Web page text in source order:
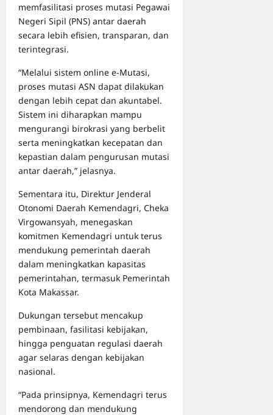
memfasilitasi proses mutasi Pegawai
Negeri Sipil (PNS) antar daerah
secara lebih efisien, transparan, dan
terintegrasi.
“Melalui sistem online e-Mutasi,
proses mutasi ASN dapat dilakukan
dengan lebih cepat dan akuntabel.
Sistem ini diharapkan mampu
mengurangi birokrasi yang berbelit
serta meningkatkan kecepatan dan
kepastian dalam pengurusan mutasi
antar daerah,” jelasnya.
Sementara itu, Direktur Jenderal
Otonomi Daerah Kemendagri, Cheka
Virgowansyah, menegaskan
komitmen Kemendagri untuk terus
mendukung pemerintah daerah
dalam meningkatkan kapasitas
pemerintahan, termasuk Pemerintah
Kota Makassar.
Dukungan tersebut mencakup
pembinaan, fasilitasi kebijakan,
hingga penguatan regulasi daerah
agar selaras dengan kebijakan
nasional.
“Pada prinsipnya, Kemendagri terus
mendorong dan mendukung